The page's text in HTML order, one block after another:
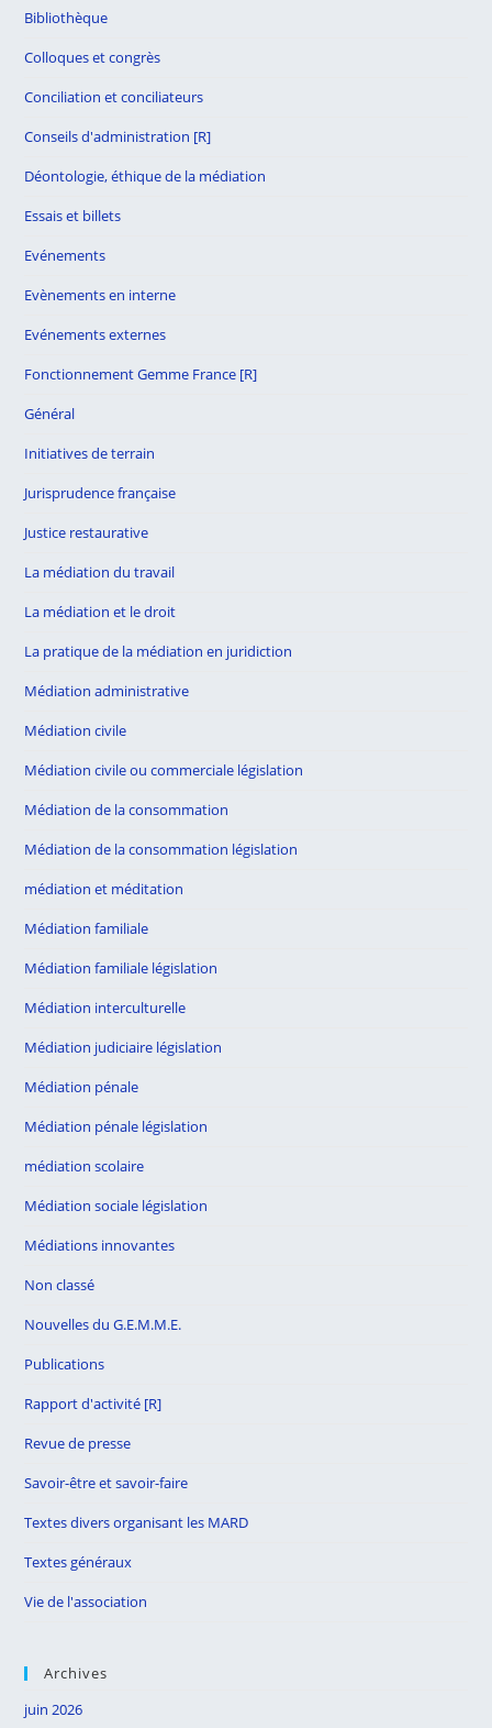
Bibliothèque
Colloques et congrès
Conciliation et conciliateurs
Conseils d'administration [R]
Déontologie, éthique de la médiation
Essais et billets
Evénements
Evènements en interne
Evénements externes
Fonctionnement Gemme France [R]
Général
Initiatives de terrain
Jurisprudence française
Justice restaurative
La médiation du travail
La médiation et le droit
La pratique de la médiation en juridiction
Médiation administrative
Médiation civile
Médiation civile ou commerciale législation
Médiation de la consommation
Médiation de la consommation législation
médiation et méditation
Médiation familiale
Médiation familiale législation
Médiation interculturelle
Médiation judiciaire législation
Médiation pénale
Médiation pénale législation
médiation scolaire
Médiation sociale législation
Médiations innovantes
Non classé
Nouvelles du G.E.M.M.E.
Publications
Rapport d'activité [R]
Revue de presse
Savoir-être et savoir-faire
Textes divers organisant les MARD
Textes généraux
Vie de l'association
Archives
juin 2026